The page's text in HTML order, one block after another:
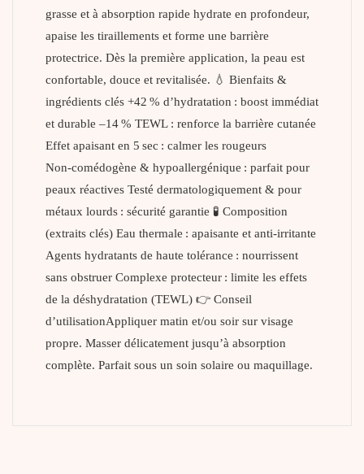
grasse et à absorption rapide hydrate en profondeur,
apaise les tiraillements et forme une barrière
protectrice. Dès la première application, la peau est
confortable, douce et revitalisée. 💧 Bienfaits &
ingrédients clés +42 % d’hydratation : boost immédiat
et durable –14 % TEWL : renforce la barrière cutanée
Effet apaisant en 5 sec : calmer les rougeurs
Non‑comédogène & hypoallergénique : parfait pour
peaux réactives Testé dermatologiquement & pour
métaux lourds : sécurité garantie 🧪 Composition
(extraits clés) Eau thermale : apaisante et anti‑irritante
Agents hydratants de haute tolérance : nourrissent
sans obstruer Complexe protecteur : limite les effets
de la déshydratation (TEWL) 👉 Conseil
d’utilisationAppliquer matin et/ou soir sur visage
propre. Masser délicatement jusqu’à absorption
complète. Parfait sous un soin solaire ou maquillage.